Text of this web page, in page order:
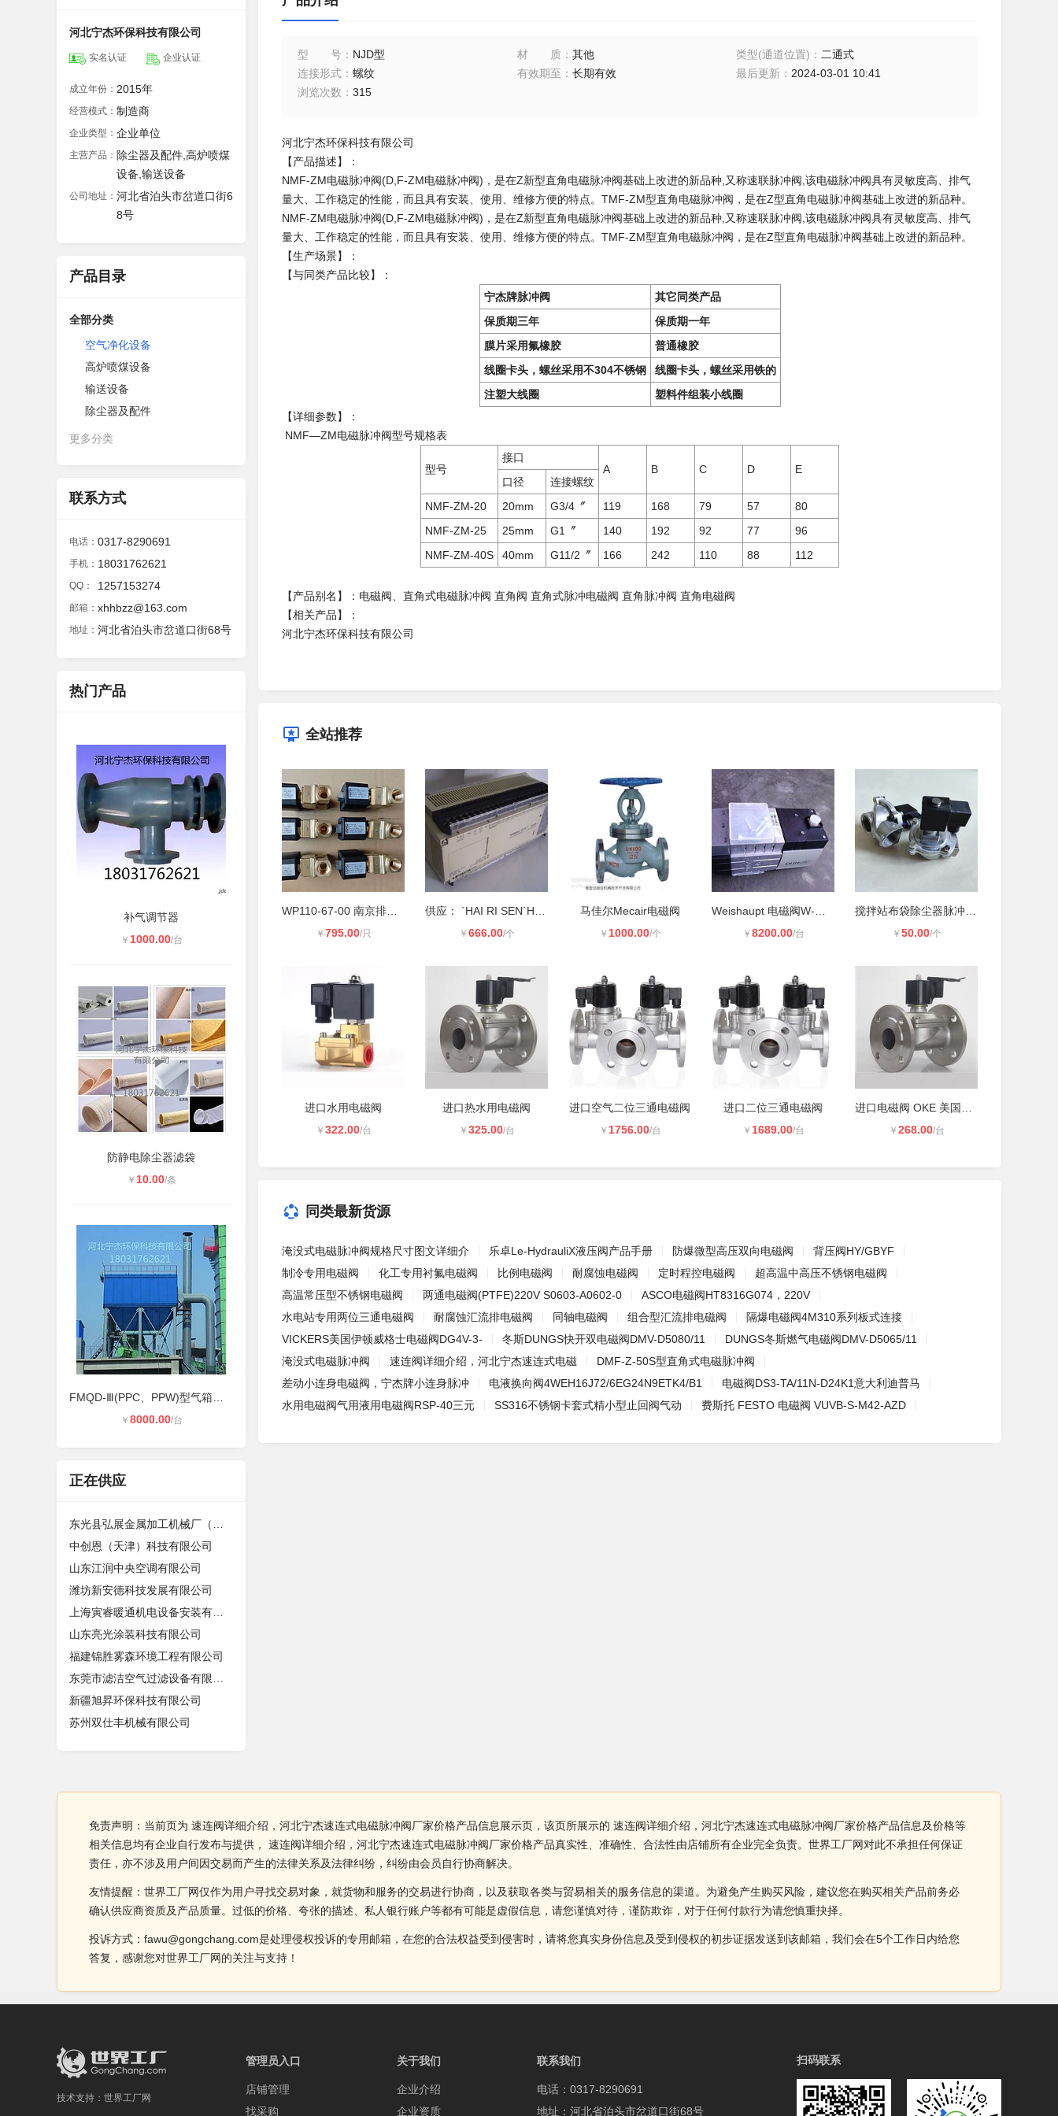
河北宁杰环保科技有限公司
实名认证 企业认证
成立年份： 2015年
经营模式： 制造商
企业类型： 企业单位
主营产品： 除尘器及配件,高炉喷煤
设备,输送设备
公司地址： 河北省泊头市岔道口街6
8号
产品目录
全部分类
空气净化设备
高炉喷煤设备
输送设备
除尘器及配件
更多分类
联系方式
电话： 0317-8290691
手机： 18031762621
QQ： 1257153274
邮箱： xhhbzz@163.com
地址： 河北省泊头市岔道口街68号
热门产品
补气调节器
￥ 1000.00/台
防静电除尘器滤袋
￥ 10.00/条
￥ 8000.00/台
正在供应
中创恩（天津）科技有限公司
山东江润中央空调有限公司
潍坊新安德科技发展有限公司
山东亮光涂装科技有限公司
福建锦胜雾森环境工程有限公司
新疆旭昇环保科技有限公司
苏州双仕丰机械有限公司
型号 ： NJD型 材质 ： 其他 类型(通道位置) ： 二通式
连接形式 ： 螺纹 有效期至 ： 长期有效 最后更新 ： 2024-03-01 10:41
浏览次数 ： 315
河北宁杰环保科技有限公司
【产品描述】：
NMF-ZM电磁脉冲阀(D,F-ZM电磁脉冲阀)，是在Z新型直角电磁脉冲阀基础上改进的新品种,又称速联脉冲阀,该电磁脉冲阀具有灵敏度高、排气
量大、工作稳定的性能，而且具有安装、使用、维修方便的特点。TMF-ZM型直角电磁脉冲阀，是在Z型直角电磁脉冲阀基础上改进的新品种。
NMF-ZM电磁脉冲阀(D,F-ZM电磁脉冲阀)，是在Z新型直角电磁脉冲阀基础上改进的新品种,又称速联脉冲阀,该电磁脉冲阀具有灵敏度高、排气
量大、工作稳定的性能，而且具有安装、使用、维修方便的特点。TMF-ZM型直角电磁脉冲阀，是在Z型直角电磁脉冲阀基础上改进的新品种。
【生产场景】：
【与同类产品比较】：
宁杰牌脉冲阀
其它同类产品
保质期三年
保质期一年
膜片采用氟橡胶
普通橡胶
线圈卡头，螺丝采用不304不锈钢
线圈卡头，螺丝采用铁的
注塑大线圈
塑料件组装小线圈
【详细参数】：
NMF—ZM电磁脉冲阀型号规格表
型号
接口
A
B C D
E
口径
连接螺纹
NMF-ZM-20
20mm G3/4〞 119 168 79 57
80
NMF-ZM-25
25mm G1〞 140 192 92 77
96
NMF-ZM-40S
40mm G11/2〞 166 242 110 88 112
【产品别名】：电磁阀、直角式电磁脉冲阀 直角阀 直角式脉冲电磁阀 直角脉冲阀 直角电磁阀
【相关产品】：
河北宁杰环保科技有限公司
全站推荐
￥ 795.00/只 ￥ 666.00/个
马佳尔Mecair电磁阀
￥ 1000.00/个 ￥ 8200.00/台 ￥ 50.00/个
进口水用电磁阀
￥ 322.00/台
进口热水用电磁阀
￥ 325.00/台
进口空气二位三通电磁阀
￥ 1756.00/台
进口二位三通电磁阀
￥ 1689.00/台 ￥ 268.00/台
同类最新货源
淹没式电磁脉冲阀规格尺寸图文详细介 乐卓Le-HydrauliX液压阀产品手册 防爆微型高压双向电磁阀
背压阀HY/GBYF
制冷专用电磁阀
化工专用衬氟电磁阀 比例电磁阀 耐腐蚀电磁阀 定时程控电磁阀
超高温中高压不锈钢电磁阀
高温常压型不锈钢电磁阀
两通电磁阀(PTFE)220V S0603-A0602-0
ASCO电磁阀HT8316G074，220V
水电站专用两位三通电磁阀
耐腐蚀汇流排电磁阀 同轴电磁阀 组合型汇流排电磁阀
隔爆电磁阀4M310系列板式连接
VICKERS美国伊顿威格士电磁阀DG4V-3-
冬斯DUNGS快开双电磁阀DMV-D5080/11
DUNGS冬斯燃气电磁阀DMV-D5065/11
淹没式电磁脉冲阀
速连阀详细介绍，河北宁杰速连式电磁
DMF-Z-50S型直角式电磁脉冲阀
差动小连身电磁阀，宁杰牌小连身脉冲
电液换向阀4WEH16J72/6EG24N9ETK4/B1
电磁阀DS3-TA/11N-D24K1意大利迪普马
水用电磁阀气用液用电磁阀RSP-40三元
SS316不锈钢卡套式精小型止回阀气动 费斯托 FESTO 电磁阀 VUVB-S-M42-AZD
免责声明：当前页为 速连阀详细介绍，河北宁杰速连式电磁脉冲阀厂家价格产品信息展示页，该页所展示的 速连阀详细介绍，河北宁杰速连式电磁脉冲阀厂家价格产品信息及价格等
相关信息均有企业自行发布与提供， 速连阀详细介绍，河北宁杰速连式电磁脉冲阀厂家价格产品真实性、准确性、合法性由店铺所有企业完全负责。世界工厂网对此不承担任何保证
责任，亦不涉及用户间因交易而产生的法律关系及法律纠纷，纠纷由会员自行协商解决。
友情提醒：世界工厂网仅作为用户寻找交易对象，就货物和服务的交易进行协商，以及获取各类与贸易相关的服务信息的渠道。为避免产生购买风险，建议您在购买相关产品前务必
确认供应商资质及产品质量。过低的价格、夸张的描述、私人银行账户等都有可能是虚假信息，请您谨慎对待，谨防欺诈，对于任何付款行为请您慎重抉择。
投诉方式：fawu@gongchang.com是处理侵权投诉的专用邮箱，在您的合法权益受到侵害时，请将您真实身份信息及受到侵权的初步证据发送到该邮箱，我们会在5个工作日内给您
答复，感谢您对世界工厂网的关注与支持！
技术支持： 世界工厂网
管理员入口
店铺管理
找采购
关于我们
企业介绍
企业资质
联系我们
电话：0317-8290691
地址：河北省泊头市岔道口街68号
扫码联系